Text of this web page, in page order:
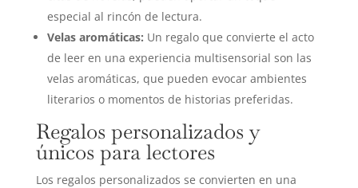
especial al rincón de lectura.
Velas aromáticas: Un regalo que convierte el acto
de leer en una experiencia multisensorial son las
velas aromáticas, que pueden evocar ambientes
literarios o momentos de historias preferidas.
Regalos personalizados y
únicos para lectores
Los regalos personalizados se convierten en una